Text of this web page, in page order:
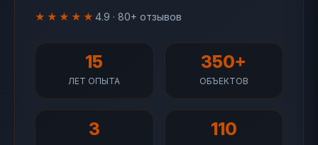
★★★★★ 4.9 · 80+ отзывов
15
ЛЕТ ОПЫТА
350+
ОБЪЕКТОВ
3 110